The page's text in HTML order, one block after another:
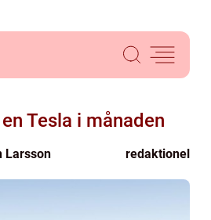
Tesla i månaden
Larsson redaktionel